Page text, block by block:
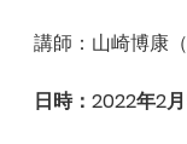
講師：山崎博康
日時：2022年2